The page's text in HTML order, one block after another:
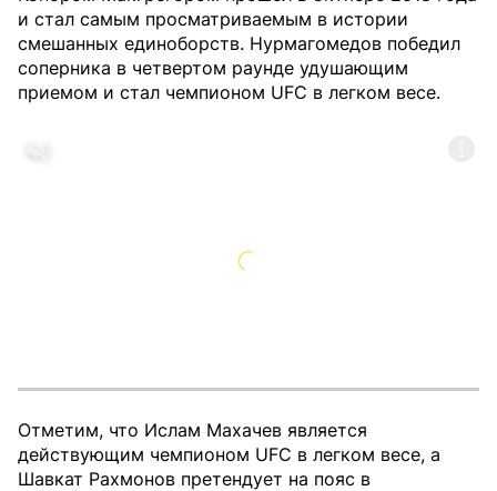
и стал самым просматриваемым в истории
смешанных единоборств. Нурмагомедов победил
соперника в четвертом раунде удушающим
приемом и стал чемпионом UFC в легком весе.
Отметим, что Ислам Махачев является
действующим чемпионом UFC в легком весе, а
Шавкат Рахмонов претендует на пояс в